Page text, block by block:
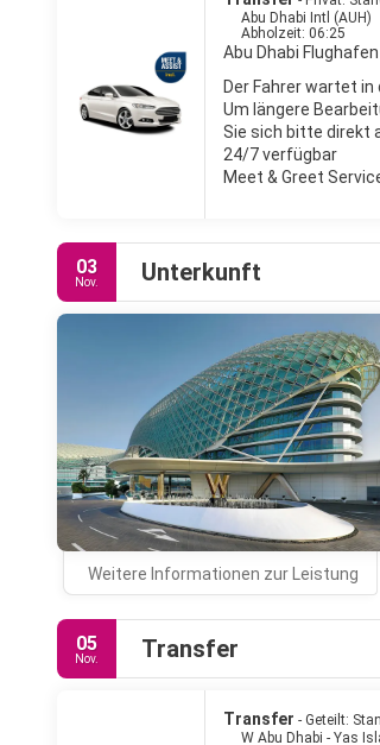
Abu Dhabi Intl (AUH)
Abholzeit: 06:25
Abu Dhabi
Der Fahrer wartet
Um längere
Sie sich bitte direkt
24/7 verfügbar
Meet & Greet
03
Nov. Unterkunft
Weitere Informationen zur Leistung
05
Nov. Transfer
Transfer - Geteilt:
W Abu Dhabi - Yas